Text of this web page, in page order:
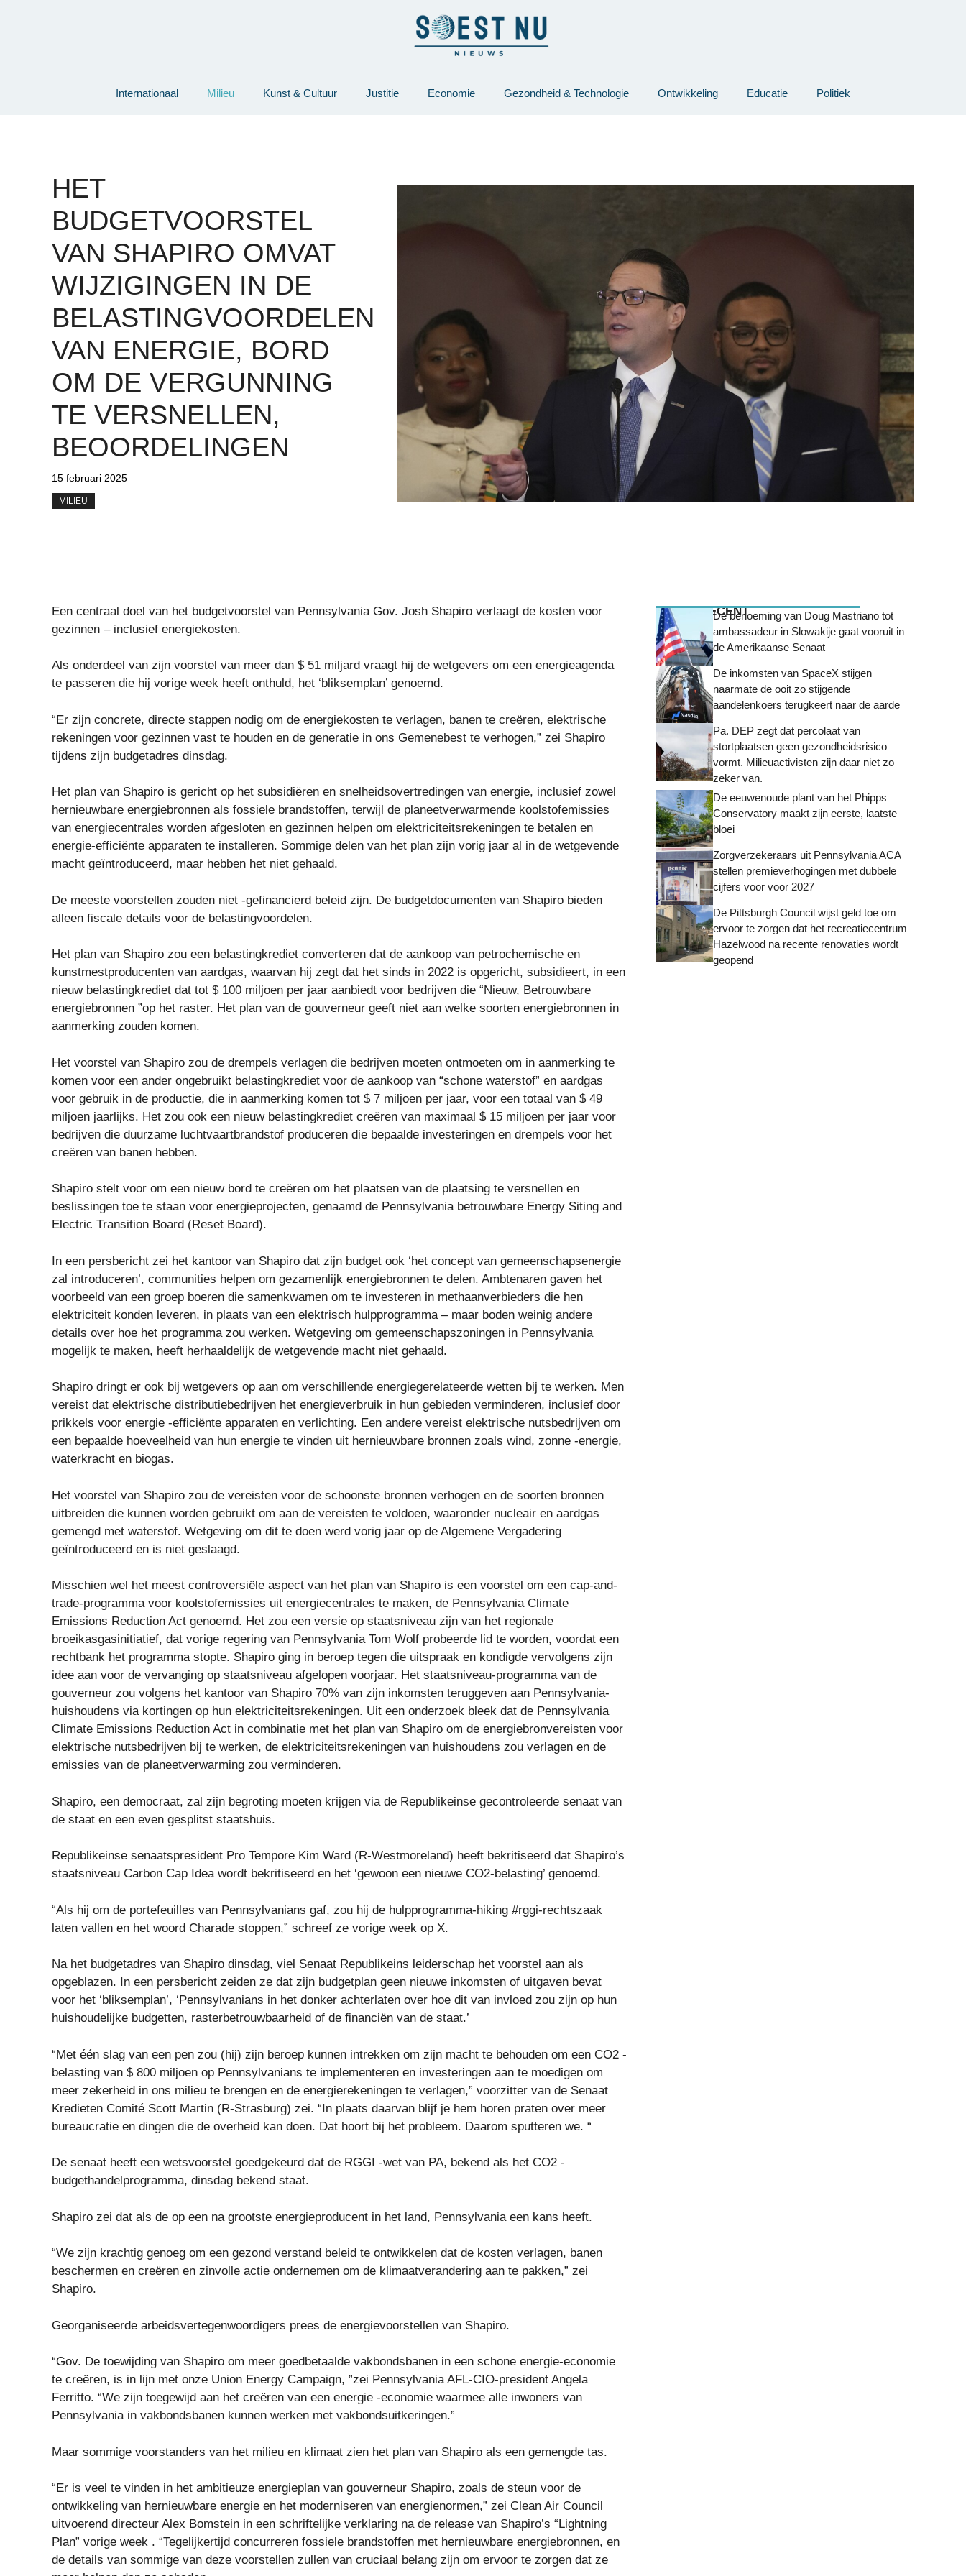
Internationaal Milieu Kunst & Cultuur Justitie Economie Gezondheid & Technologie Ontwikkeling Educatie Politiek
HET
BUDGETVOORSTEL
VAN SHAPIRO OMVAT
WIJZIGINGEN IN DE
BELASTINGVOORDELEN
VAN ENERGIE, BORD
OM DE VERGUNNING
TE VERSNELLEN,
BEOORDELINGEN
15 februari 2025
MILIEU
Een centraal doel van het budgetvoorstel van Pennsylvania Gov. Josh Shapiro verlaagt de kosten voor
gezinnen – inclusief energiekosten.
Als onderdeel van zijn voorstel van meer dan $ 51 miljard vraagt ​​hij de wetgevers om een ​​energieagenda
te passeren die hij vorige week heeft onthuld, het ‘bliksemplan’ genoemd.
“Er zijn concrete, directe stappen nodig om de energiekosten te verlagen, banen te creëren, elektrische
rekeningen voor gezinnen vast te houden en de generatie in ons Gemenebest te verhogen,” zei Shapiro
tijdens zijn budgetadres dinsdag.
Het plan van Shapiro is gericht op het subsidiëren en snelheidsovertredingen van energie, inclusief zowel
hernieuwbare energiebronnen als fossiele brandstoffen, terwijl de planeetverwarmende koolstofemissies
van energiecentrales worden afgesloten en gezinnen helpen om elektriciteitsrekeningen te betalen en
energie-efficiënte apparaten te installeren. Sommige delen van het plan zijn vorig jaar al in de wetgevende
macht geïntroduceerd, maar hebben het niet gehaald.
De meeste voorstellen zouden niet -gefinancierd beleid zijn. De budgetdocumenten van Shapiro bieden
alleen fiscale details voor de belastingvoordelen.
Het plan van Shapiro zou een belastingkrediet converteren dat de aankoop van petrochemische en
kunstmestproducenten van aardgas, waarvan hij zegt dat het sinds in 2022 is opgericht, subsidieert, in een
nieuw belastingkrediet dat tot $ 100 miljoen per jaar aanbiedt voor bedrijven die “Nieuw, Betrouwbare
energiebronnen ”op het raster. Het plan van de gouverneur geeft niet aan welke soorten energiebronnen in
aanmerking zouden komen.
Het voorstel van Shapiro zou de drempels verlagen die bedrijven moeten ontmoeten om in aanmerking te
komen voor een ander ongebruikt belastingkrediet voor de aankoop van “schone waterstof” en aardgas
voor gebruik in de productie, die in aanmerking komen tot $ 7 miljoen per jaar, voor een totaal van $ 49
miljoen jaarlijks. Het zou ook een nieuw belastingkrediet creëren van maximaal $ 15 miljoen per jaar voor
bedrijven die duurzame luchtvaartbrandstof produceren die bepaalde investeringen en drempels voor het
creëren van banen hebben.
Shapiro stelt voor om een ​​nieuw bord te creëren om het plaatsen van de plaatsing te versnellen en
beslissingen toe te staan ​​voor energieprojecten, genaamd de Pennsylvania betrouwbare Energy Siting and
Electric Transition Board (Reset Board).
In een persbericht zei het kantoor van Shapiro dat zijn budget ook ‘het concept van gemeenschapsenergie
zal introduceren’, communities helpen om gezamenlijk energiebronnen te delen. Ambtenaren gaven het
voorbeeld van een groep boeren die samenkwamen om te investeren in methaanverbieders die hen
elektriciteit konden leveren, in plaats van een elektrisch hulpprogramma – maar boden weinig andere
details over hoe het programma zou werken. Wetgeving om gemeenschapszoningen in Pennsylvania
mogelijk te maken, heeft herhaaldelijk de wetgevende macht niet gehaald.
Shapiro dringt er ook bij wetgevers op aan om verschillende energiegerelateerde wetten bij te werken. Men
vereist dat elektrische distributiebedrijven het energieverbruik in hun gebieden verminderen, inclusief door
prikkels voor energie -efficiënte apparaten en verlichting. Een andere vereist elektrische nutsbedrijven om
een ​​bepaalde hoeveelheid van hun energie te vinden uit hernieuwbare bronnen zoals wind, zonne -energie,
waterkracht en biogas.
Het voorstel van Shapiro zou de vereisten voor de schoonste bronnen verhogen en de soorten bronnen
uitbreiden die kunnen worden gebruikt om aan de vereisten te voldoen, waaronder nucleair en aardgas
gemengd met waterstof. Wetgeving om dit te doen werd vorig jaar op de Algemene Vergadering
geïntroduceerd en is niet geslaagd.
Misschien wel het meest controversiële aspect van het plan van Shapiro is een voorstel om een ​​cap-and-
trade-programma voor koolstofemissies uit energiecentrales te maken, de Pennsylvania Climate
Emissions Reduction Act genoemd. Het zou een versie op staatsniveau zijn van het regionale
broeikasgasinitiatief, dat vorige regering van Pennsylvania Tom Wolf probeerde lid te worden, voordat een
rechtbank het programma stopte. Shapiro ging in beroep tegen die uitspraak en kondigde vervolgens zijn
idee aan voor de vervanging op staatsniveau afgelopen voorjaar. Het staatsniveau-programma van de
gouverneur zou volgens het kantoor van Shapiro 70% van zijn inkomsten teruggeven aan Pennsylvania-
huishoudens via kortingen op hun elektriciteitsrekeningen. Uit een onderzoek bleek dat de Pennsylvania
Climate Emissions Reduction Act in combinatie met het plan van Shapiro om de energiebronvereisten voor
elektrische nutsbedrijven bij te werken, de elektriciteitsrekeningen van huishoudens zou verlagen en de
emissies van de planeetverwarming zou verminderen.
Shapiro, een democraat, zal zijn begroting moeten krijgen via de Republikeinse gecontroleerde senaat van
de staat en een even gesplitst staatshuis.
Republikeinse senaatspresident Pro Tempore Kim Ward (R-Westmoreland) heeft bekritiseerd dat Shapiro’s
staatsniveau Carbon Cap Idea wordt bekritiseerd en het ‘gewoon een nieuwe CO2-belasting’ genoemd.
“Als hij om de portefeuilles van Pennsylvanians gaf, zou hij de hulpprogramma-hiking #rggi-rechtszaak
laten vallen en het woord Charade stoppen,” schreef ze vorige week op X.
Na het budgetadres van Shapiro dinsdag, viel Senaat Republikeins leiderschap het voorstel aan als
opgeblazen. In een persbericht zeiden ze dat zijn budgetplan geen nieuwe inkomsten of uitgaven bevat
voor het ‘bliksemplan’, ‘Pennsylvanians in het donker achterlaten over hoe dit van invloed zou zijn op hun
huishoudelijke budgetten, rasterbetrouwbaarheid of de financiën van de staat.’
“Met één slag van een pen zou (hij) zijn beroep kunnen intrekken om zijn macht te behouden om een ​​CO2 -
belasting van $ 800 miljoen op Pennsylvanians te implementeren en investeringen aan te moedigen om
meer zekerheid in ons milieu te brengen en de energierekeningen te verlagen,” voorzitter van de Senaat
Kredieten Comité Scott Martin (R-Strasburg) zei. “In plaats daarvan blijf je hem horen praten over meer
bureaucratie en dingen die de overheid kan doen. Dat hoort bij het probleem. Daarom sputteren we. “
De senaat heeft een wetsvoorstel goedgekeurd dat de RGGI -wet van PA, bekend als het CO2 -
budgethandelprogramma, dinsdag bekend staat.
Shapiro zei dat als de op een na grootste energieproducent in het land, Pennsylvania een kans heeft.
“We zijn krachtig genoeg om een ​​gezond verstand beleid te ontwikkelen dat de kosten verlagen, banen
beschermen en creëren en zinvolle actie ondernemen om de klimaatverandering aan te pakken,” zei
Shapiro.
Georganiseerde arbeidsvertegenwoordigers prees de energievoorstellen van Shapiro.
“Gov. De toewijding van Shapiro om meer goedbetaalde vakbondsbanen in een schone energie-economie
te creëren, is in lijn met onze Union Energy Campaign, ”zei Pennsylvania AFL-CIO-president Angela
Ferritto. “We zijn toegewijd aan het creëren van een energie -economie waarmee alle inwoners van
Pennsylvania in vakbondsbanen kunnen werken met vakbondsuitkeringen.”
Maar sommige voorstanders van het milieu en klimaat zien het plan van Shapiro als een gemengde tas.
“Er is veel te vinden in het ambitieuze energieplan van gouverneur Shapiro, zoals de steun voor de
ontwikkeling van hernieuwbare energie en het moderniseren van energienormen,” zei Clean Air Council
uitvoerend directeur Alex Bomstein in een schriftelijke verklaring na de release van Shapiro’s “Lightning
Plan” vorige week . “Tegelijkertijd concurreren fossiele brandstoffen met hernieuwbare energiebronnen, en
de details van sommige van deze voorstellen zullen van cruciaal belang zijn om ervoor te zorgen dat ze
MEEST RECENTDe benoeming van Doug Mastriano tot
ambassadeur in Slowakije gaat vooruit in
de Amerikaanse Senaat
De inkomsten van SpaceX stijgen
naarmate de ooit zo stijgende
aandelenkoers terugkeert naar de aarde
Pa. DEP zegt dat percolaat van
stortplaatsen geen gezondheidsrisico
vormt. Milieuactivisten zijn daar niet zo
zeker van.
De eeuwenoude plant van het Phipps
Conservatory maakt zijn eerste, laatste
bloei
Zorgverzekeraars uit Pennsylvania ACA
stellen premieverhogingen met dubbele
cijfers voor voor 2027
De Pittsburgh Council wijst geld toe om
ervoor te zorgen dat het recreatiecentrum
Hazelwood na recente renovaties wordt
geopend